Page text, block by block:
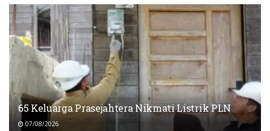
65 Keluarga Prasejahtera Nikmati Listrik PLN
07/08/2026